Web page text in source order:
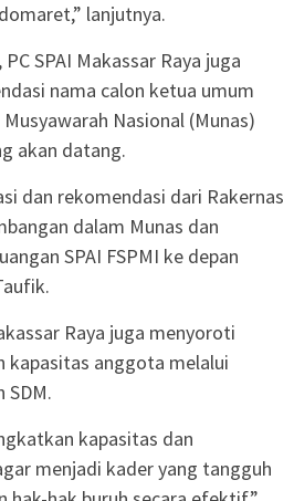
lanjutnya.
SPAI Makassar Raya juga
nama calon ketua umum
Nasional (Munas)
akan datang.
dan rekomendasi dari Rakernas
dalam Munas dan
SPAI FSPMI ke depan
Raya juga menyoroti
kapasitas anggota melalui
kapasitas dan
menjadi kader yang tangguh